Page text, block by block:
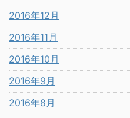
2016年12月
2016年11月
2016年10月
2016年9月
2016年8月